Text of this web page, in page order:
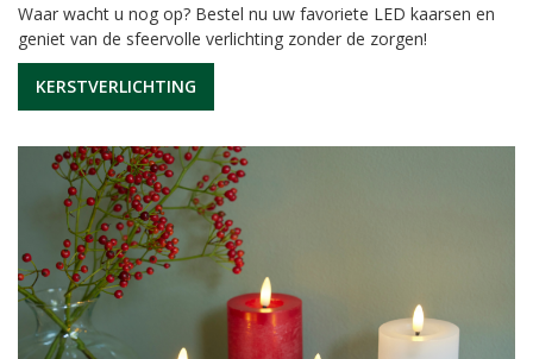
Waar wacht u nog op? Bestel nu uw favoriete LED kaarsen en
geniet van de sfeervolle verlichting zonder de zorgen!
KERSTVERLICHTING